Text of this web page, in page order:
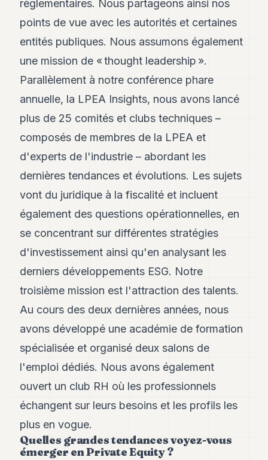
réglementaires. Nous partageons ainsi nos
points de vue avec les autorités et certaines
entités publiques. Nous assumons également
une mission de « thought leadership ».
Parallèlement à notre conférence phare
annuelle, la LPEA Insights, nous avons lancé
plus de 25 comités et clubs techniques –
composés de membres de la LPEA et
d'experts de l'industrie – abordant les
dernières tendances et évolutions. Les sujets
vont du juridique à la fiscalité et incluent
également des questions opérationnelles, en
se concentrant sur différentes stratégies
d'investissement ainsi qu'en analysant les
derniers développements ESG. Notre
troisième mission est l'attraction des talents.
Au cours des deux dernières années, nous
avons développé une académie de formation
spécialisée et organisé deux salons de
l'emploi dédiés. Nous avons également
ouvert un club RH où les professionnels
échangent sur leurs besoins et les profils les
plus en vogue.
Quelles grandes tendances voyez-vous
émerger en Private Equity ?